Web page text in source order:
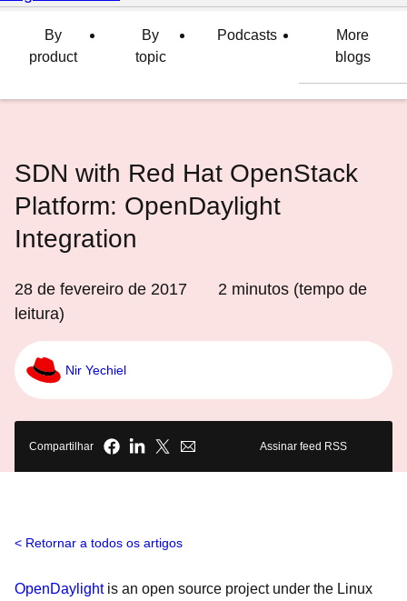
By
product
By
topic
Podcasts
More
blogs
SDN with Red Hat OpenStack
Platform: OpenDaylight
Integration
28 de fevereiro de 2017 2 minutos (tempo de
leitura)
Nir Yechiel
Compartilhar Assinar feed RSS
Retornar a todos os artigos
OpenDaylightis an open source project under the Linux